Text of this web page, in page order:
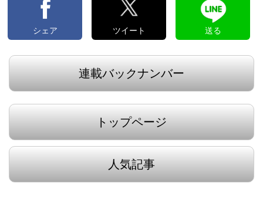
シェア ツイート 送る
連載バックナンバー
トップページ
人気記事